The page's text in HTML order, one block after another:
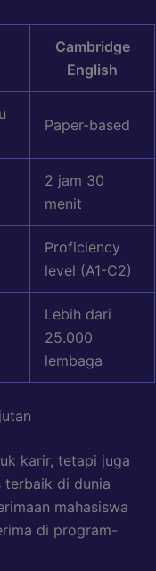
Cambridge
English
Paper-based
2 jam 30
menit
Proficiency
level (A1-C2)
Lebih dari
25.000
lembaga
karir, tetapi juga
terbaik di dunia
mahasiswa
di program-